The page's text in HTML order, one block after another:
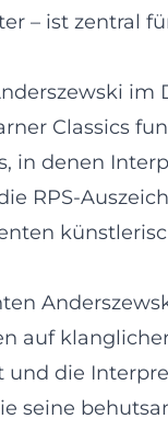
– ist zentral
Classics
in denen
RPS-
auf
und die
seine